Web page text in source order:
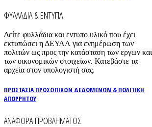
ΦΥΛΛΑΔΙΑ & ΕΝΤΥΠΑ
Δείτε φυλλάδια και εντυπο υλικό που έχει
εκτυπώσει η ΔΕΥΑΛ για ενημέρωση των
πολιτών ως προς την κατάσταση των εργων και
των οικονομικών στοιχείων. Κατεβάστε τα
αρχεία στον υπολογιστή σας.
ΠΡΟΣΤΑΣΙΑ ΠΡΟΣΩΠΙΚΩΝ ΔΕΔΟΜΕΝΩΝ & ΠΟΛΙΤΙΚΗ
ΑΠΟΡΡΗΤΟΥ
ΑΝΑΦΟΡΑ ΠΡΟΒΛΗΜΑΤΟΣ